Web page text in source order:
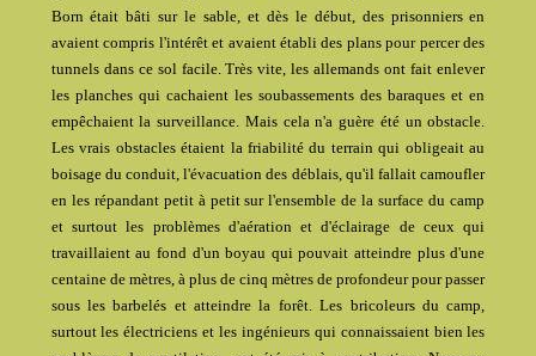
Born était bâti sur le sable, et dès le début, des prisonniers en
avaient compris l'intérêt et avaient établi des plans pour percer des
tunnels dans ce sol facile. Très vite, les allemands ont fait enlever
les planches qui cachaient les soubassements des baraques et en
empêchaient la surveillance. Mais cela n'a guère été un obstacle.
Les vrais obstacles étaient la friabilité du terrain qui obligeait au
boisage du conduit, l'évacuation des déblais, qu'il fallait camoufler
en les répandant petit à petit sur l'ensemble de la surface du camp
et surtout les problèmes d'aération et d'éclairage de ceux qui
travaillaient au fond d'un boyau qui pouvait atteindre plus d'une
centaine de mètres, à plus de cinq mètres de profondeur pour passer
sous les barbelés et atteindre la forêt. Les bricoleurs du camp,
surtout les électriciens et les ingénieurs qui connaissaient bien les